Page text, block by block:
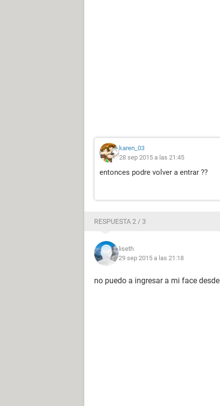
karen_03
28 sep 2015 a las 21:45
entonces podre volver a entrar ??
RESPUESTA 2 / 3
liseth
29 sep 2015 a las 21:18
no puedo a ingresar a mi face